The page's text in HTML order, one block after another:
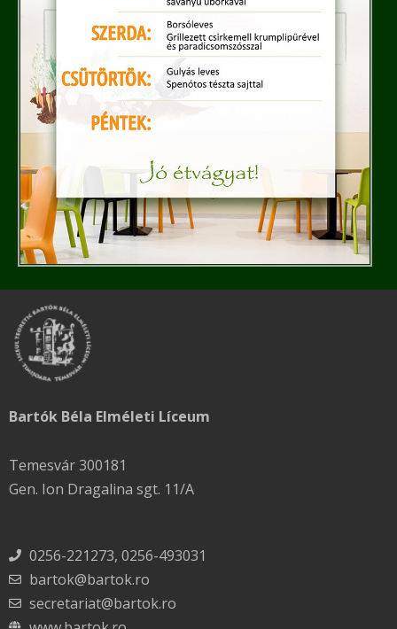
Bartók Béla Elméleti Líceum
Temesvár 300181
Gen. Ion Dragalina sgt. 11/A
0256-221273, 0256-493031
bartok@bartok.ro
secretariat@bartok.ro